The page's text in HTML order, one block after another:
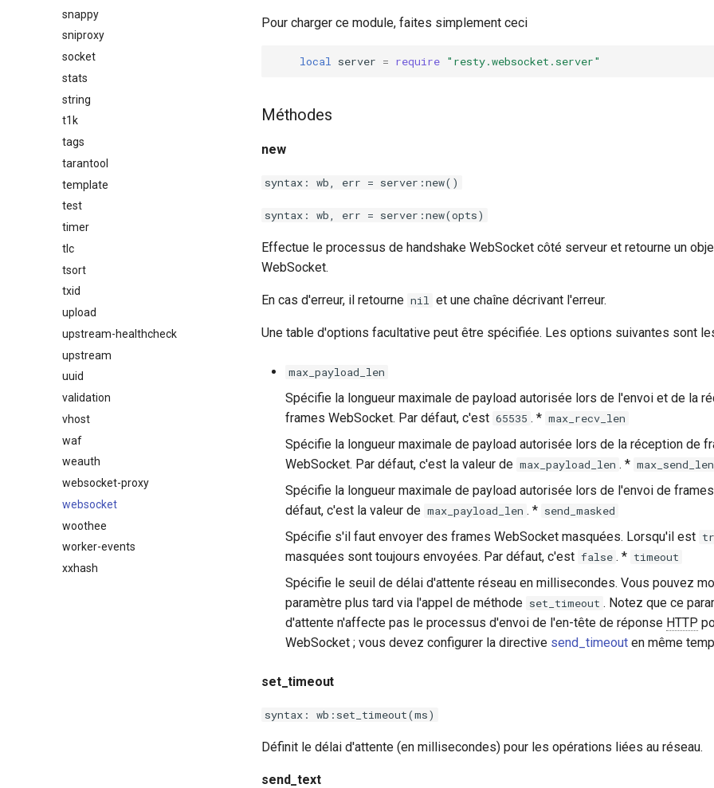
snappy
sniproxy
socket
stats
string
t1k
tags
tarantool
template
test
timer
tlc
tsort
txid
upload
upstream-healthcheck
upstream
uuid
validation
vhost
waf
weauth
websocket-proxy
websocket
woothee
worker-events
xxhash
Pour charger ce module, faites simplement ceci
local server = require "resty.websocket.server"
Méthodes
new
syntax: wb, err = server:new()
syntax: wb, err = server:new(opts)
Effectue le processus de handshake WebSocket côté serveur et retourne un
WebSocket.
En cas d'erreur, il retourne nil et une chaîne décrivant l'erreur.
Une table d'options facultative peut être spécifiée. Les options suivantes sont
max_payload_len
Spécifie la longueur maximale de payload autorisée lors de l'envoi et de la
frames WebSocket. Par défaut, c'est 65535 . * max_recv_len
Spécifie la longueur maximale de payload autorisée lors de la réception de
WebSocket. Par défaut, c'est la valeur de max_payload_len . * max_send_len
Spécifie la longueur maximale de payload autorisée lors de l'envoi de
défaut, c'est la valeur de max_payload_len . * send_masked
Spécifie s'il faut envoyer des frames WebSocket masquées. Lorsqu'il est
masquées sont toujours envoyées. Par défaut, c'est false . * timeout
Spécifie le seuil de délai d'attente réseau en millisecondes. Vous pouvez
paramètre plus tard via l'appel de méthode set_timeout . Notez que ce
d'attente n'affecte pas le processus d'envoi de l'en-tête de réponse HTTP
WebSocket ; vous devez configurer la directive send_timeout en même
set_timeout
syntax: wb:set_timeout(ms)
Définit le délai d'attente (en millisecondes) pour les opérations liées au réseau.
send_text